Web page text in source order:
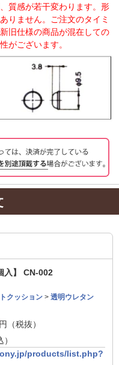
質感が若干変わります。形
りません。ご注文のタイミ
旧仕様の商品が混在しての
がございます。
入】 CN-002
クッション > 透明ウレタン
円（税抜）
products/list.php?